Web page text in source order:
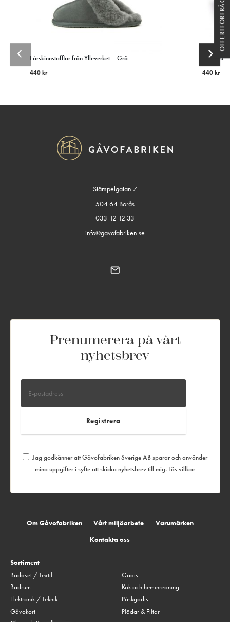
Fårskinnstofflor från Ylleverket – Grå
440 kr
Härlig
440kr
Stämpelgatan 7
504 64 Borås
033-12 12 33
info@gavofabriken.se
Prenumerera på vårt
nyhetsbrev
Jag godkänner att Gåvofabriken Sverige AB sparar och använder
mina uppgifter i syfte att skicka nyhetsbrev till mig. Läs villkor
Om Gåvofabriken Vårt miljöarbete
Varumärken
Kontakta oss
Sortiment
Bäddset / Textil
Badrum
Elektronik / Teknik
Gåvokort
Godis
Kök och heminredning
Påskgodis
Plädar & Filtar
OFFERTFÖRFRÅGAN